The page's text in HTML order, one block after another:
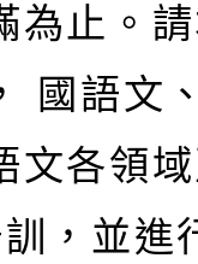
為止。
國語文
文各領
，並進